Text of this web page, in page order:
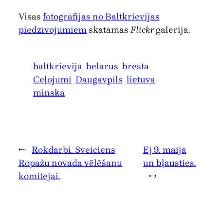
Visas fotogrāfijas no Baltkrievijas
piedzīvojumiemskatāmas Flickrgalerijā.
baltkrievija belarus bresta
Ceļojumi Daugavpils lietuva
minska
← Rokdarbi. Sveiciens
Ropažu novada vēlēšanu
komitejai.
Ej 9. maijā
un bļausties.
→